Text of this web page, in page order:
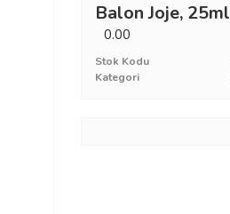
Balon Joje, 25ml
0.00
Stok Kodu
Kategori